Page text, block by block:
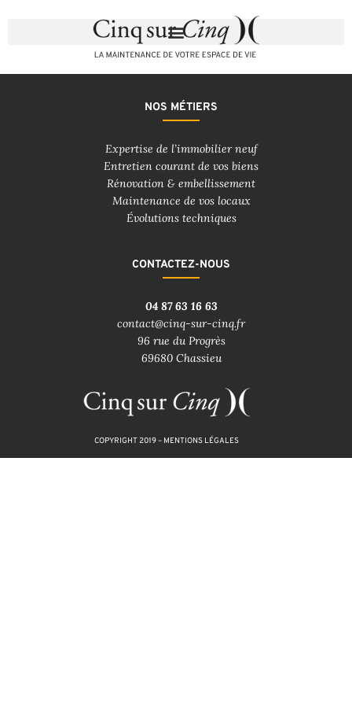
NOS MÉTIERS
Expertise de l’immobilier neuf
Entretien courant de vos biens
Rénovation & embellissement
Maintenance de vos locaux
Évolutions techniques
CONTACTEZ-NOUS
04 87 63 16 63
contact@cinq-sur-cinq.fr
96 rue du Progrès
69680 Chassieu
COPYRIGHT 2019 – MENTIONS LÉGALES